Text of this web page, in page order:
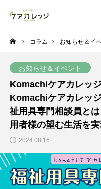
コラム お知らせ＆イ
お知らせ＆イベント
Komachiケアカレッ
Komachiケアカレッ
祉用具専門相談員と
用者様の望む生活を
2024.08.16